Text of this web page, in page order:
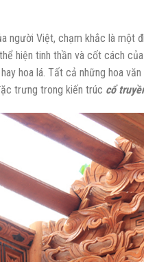
người Việt, chạm khắc là một
hiện tinh thần và cốt cách
hoa lá. Tất cả những hoa
trưng trong kiến trúc cổ